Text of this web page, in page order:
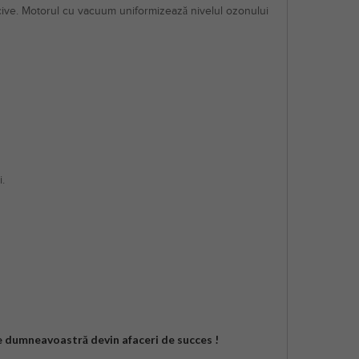
Motorul cu vacuum uniformizează nivelul ozonului
devin afaceri de succes !